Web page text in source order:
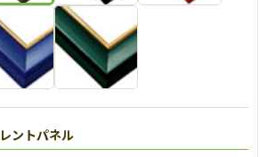
ントパネル